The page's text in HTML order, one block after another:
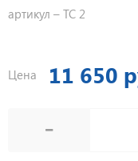
артикул – ТС 2
Цена 11 650